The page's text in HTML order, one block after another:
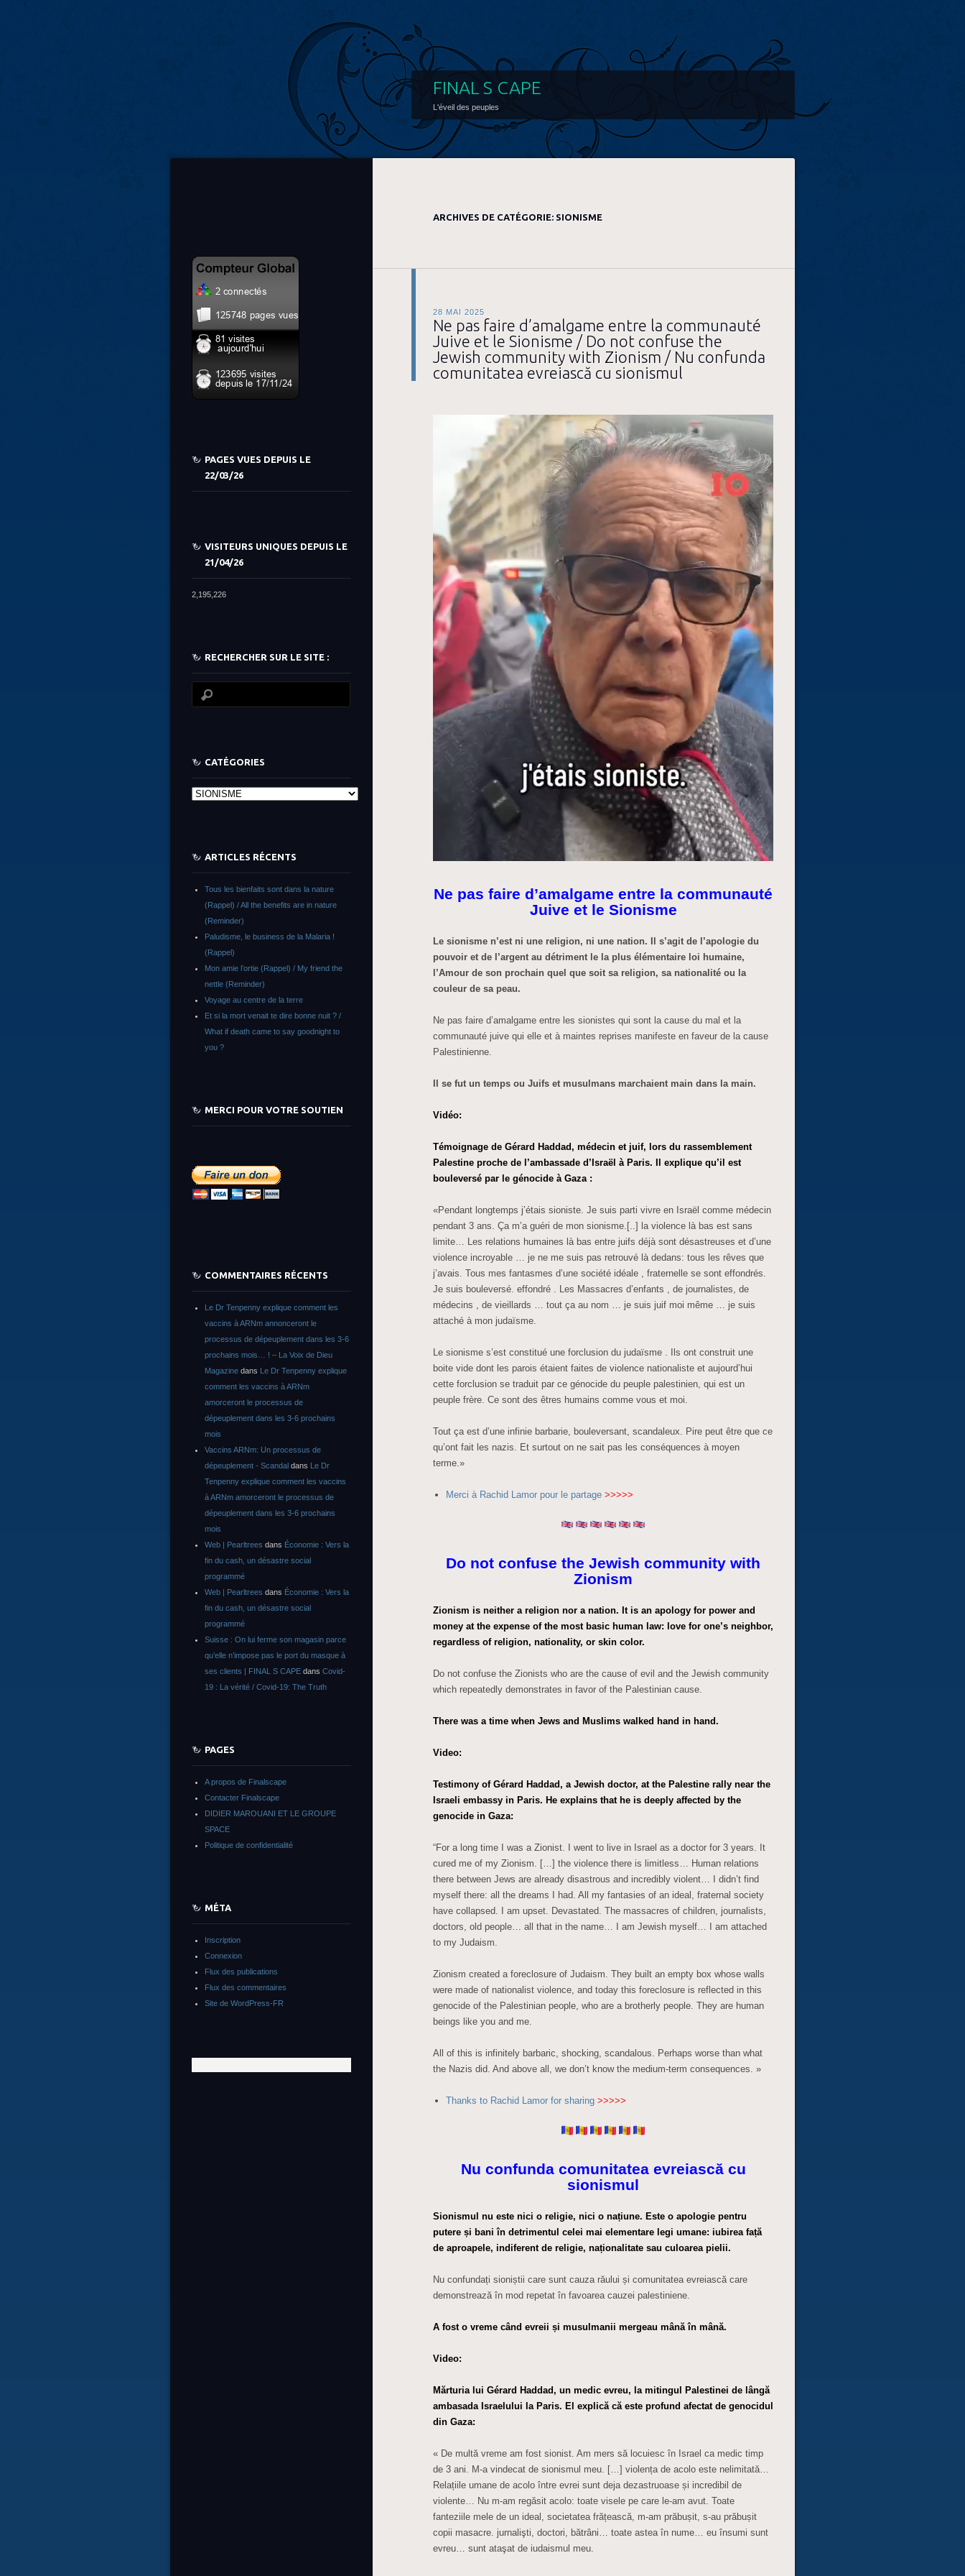
FINAL S CAPE
L'éveil des peuples
ARCHIVES DE CATÉGORIE: SIONISME
28 MAI 2025
Ne pas faire d’amalgame entre la communauté
Juive et le Sionisme / Do not confuse the
Jewish community with Zionism / Nu confunda
comunitatea evreiască cu sionismul
Ne pas faire d’amalgame entre la communauté
Juive et le Sionisme
Le sionisme n’est ni une religion, ni une nation. Il s’agit de l’apologie du
pouvoir et de l’argent au détriment le la plus élémentaire loi humaine,
l’Amour de son prochain quel que soit sa religion, sa nationalité ou la
couleur de sa peau.
Ne pas faire d’amalgame entre les sionistes qui sont la cause du mal et la
communauté juive qui elle et à maintes reprises manifeste en faveur de la cause
Palestinienne.
Il se fut un temps ou Juifs et musulmans marchaient main dans la main.
Vidéo:
Témoignage de Gérard Haddad, médecin et juif, lors du rassemblement
Palestine proche de l’ambassade d’Israël à Paris. Il explique qu’il est
bouleversé par le génocide à Gaza :
«Pendant longtemps j’étais sioniste. Je suis parti vivre en Israël comme médecin
pendant 3 ans. Ça m’a guéri de mon sionisme.[..] la violence là bas est sans
limite… Les relations humaines là bas entre juifs déjà sont désastreuses et d’une
violence incroyable … je ne me suis pas retrouvé là dedans: tous les rêves que
j’avais. Tous mes fantasmes d’une société idéale , fraternelle se sont effondrés.
Je suis bouleversé. effondré . Les Massacres d’enfants , de journalistes, de
médecins , de vieillards … tout ça au nom … je suis juif moi même … je suis
attaché à mon judaïsme.
Le sionisme s’est constitué une forclusion du judaïsme . Ils ont construit une
boite vide dont les parois étaient faites de violence nationaliste et aujourd’hui
cette forclusion se traduit par ce génocide du peuple palestinien, qui est un
peuple frère. Ce sont des êtres humains comme vous et moi.
Tout ça est d’une infinie barbarie, bouleversant, scandaleux. Pire peut être que ce
qu’ont fait les nazis. Et surtout on ne sait pas les conséquences à moyen
terme.»
Merci à Rachid Lamor pour le partage >>>>>
Do not confuse the Jewish community with
Zionism
Zionism is neither a religion nor a nation. It is an apology for power and
money at the expense of the most basic human law: love for one’s neighbor,
regardless of religion, nationality, or skin color.
Do not confuse the Zionists who are the cause of evil and the Jewish community
which repeatedly demonstrates in favor of the Palestinian cause.
There was a time when Jews and Muslims walked hand in hand.
Video:
Testimony of Gérard Haddad, a Jewish doctor, at the Palestine rally near the
Israeli embassy in Paris. He explains that he is deeply affected by the
genocide in Gaza:
“For a long time I was a Zionist. I went to live in Israel as a doctor for 3 years. It
cured me of my Zionism. […] the violence there is limitless… Human relations
there between Jews are already disastrous and incredibly violent… I didn’t find
myself there: all the dreams I had. All my fantasies of an ideal, fraternal society
have collapsed. I am upset. Devastated. The massacres of children, journalists,
doctors, old people… all that in the name… I am Jewish myself… I am attached
to my Judaism.
Zionism created a foreclosure of Judaism. They built an empty box whose walls
were made of nationalist violence, and today this foreclosure is reflected in this
genocide of the Palestinian people, who are a brotherly people. They are human
beings like you and me.
All of this is infinitely barbaric, shocking, scandalous. Perhaps worse than what
the Nazis did. And above all, we don’t know the medium-term consequences. »
Thanks to Rachid Lamor for sharing >>>>>
Nu confunda comunitatea evreiască cu
sionismul
Sionismul nu este nici o religie, nici o națiune. Este o apologie pentru
putere și bani în detrimentul celei mai elementare legi umane: iubirea față
de aproapele, indiferent de religie, naționalitate sau culoarea pielii.
Nu confundați sioniștii care sunt cauza răului și comunitatea evreiască care
demonstrează în mod repetat în favoarea cauzei palestiniene.
A fost o vreme când evreii și musulmanii mergeau mână în mână.
Video:
Mărturia lui Gérard Haddad, un medic evreu, la mitingul Palestinei de lângă
ambasada Israelului la Paris. El explică că este profund afectat de genocidul
din Gaza:
« De multă vreme am fost sionist. Am mers să locuiesc în Israel ca medic timp
de 3 ani. M-a vindecat de sionismul meu. […] violența de acolo este nelimitată…
Relațiile umane de acolo între evrei sunt deja dezastruoase și incredibil de
violente… Nu m-am regăsit acolo: toate visele pe care le-am avut. Toate
fanteziile mele de un ideal, societatea frățească, m-am prăbușit, s-au prăbușit
copii masacre. jurnalişti, doctori, bătrâni… toate astea în nume… eu însumi sunt
evreu… sunt ataşat de iudaismul meu.
PAGES VUES DEPUIS LE
22/03/26
VISITEURS UNIQUES DEPUIS LE
21/04/26
2,195,226
RECHERCHER SUR LE SITE :
CATÉGORIES
Catégories
ARTICLES RÉCENTS
Tous les bienfaits sont dans la nature
(Rappel) / All the benefits are in nature
(Reminder)
Paludisme, le business de la Malaria !
(Rappel)
Mon amie l’ortie (Rappel) / My friend the
nettle (Reminder)
Voyage au centre de la terre
Et si la mort venait te dire bonne nuit ? /
What if death came to say goodnight to
you ?
MERCI POUR VOTRE SOUTIEN
COMMENTAIRES RÉCENTS
Le Dr Tenpenny explique comment les
vaccins à ARNm annonceront le
processus de dépeuplement dans les 3-6
prochains mois… ! – La Voix de Dieu
Magazine dans Le Dr Tenpenny explique
comment les vaccins à ARNm
amorceront le processus de
dépeuplement dans les 3-6 prochains
mois
Vaccins ARNm: Un processus de
dépeuplement - Scandal dans Le Dr
Tenpenny explique comment les vaccins
à ARNm amorceront le processus de
dépeuplement dans les 3-6 prochains
mois
Web | Pearltrees dans Économie : Vers la
fin du cash, un désastre social
programmé
Web | Pearltrees dans Économie : Vers la
fin du cash, un désastre social
programmé
Suisse : On lui ferme son magasin parce
qu’elle n’impose pas le port du masque à
ses clients | FINAL S CAPE dans Covid-
19 : La vérité / Covid-19: The Truth
PAGES
A propos de Finalscape
Contacter Finalscape
DIDIER MAROUANI ET LE GROUPE
SPACE
Politique de confidentialité
MÉTA
Inscription
Connexion
Flux des publications
Flux des commentaires
Site de WordPress-FR